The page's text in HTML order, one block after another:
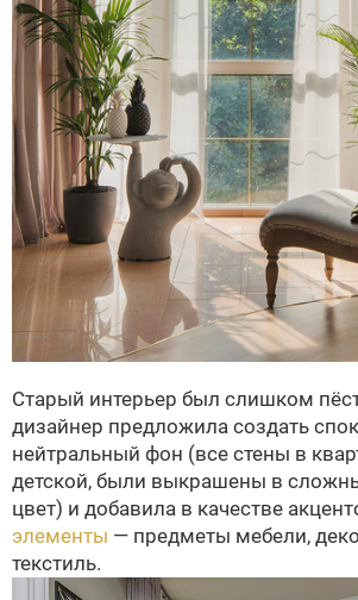
Старый интерьер был слишком
дизайнер предложила создать
нейтральный фон (все стены в
детской, были выкрашены в
цвет) и добавила в качестве
элементы — предметы мебели,
текстиль.